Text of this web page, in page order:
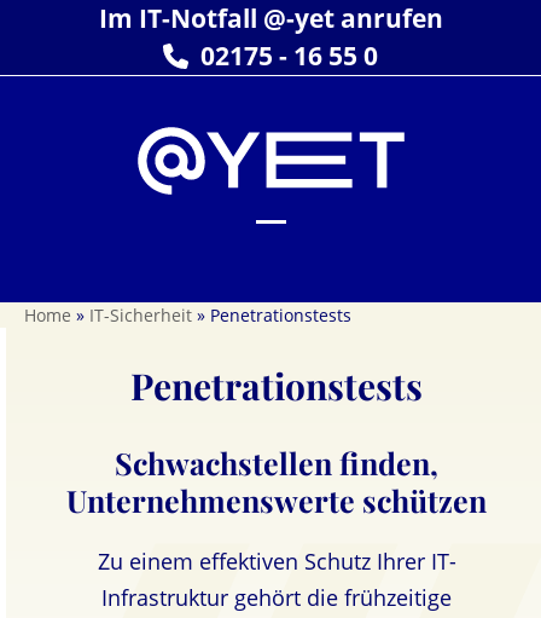
content
Im IT-Notfall @-yet anrufen
02175 - 16 55 0
menu
menu
Home » IT-Sicherheit » Penetrationstests
Penetrationstests
Schwachstellen finden,
Unternehmenswerte schützen
Zu einem effektiven Schutz Ihrer IT-
Infrastruktur gehört die frühzeitige